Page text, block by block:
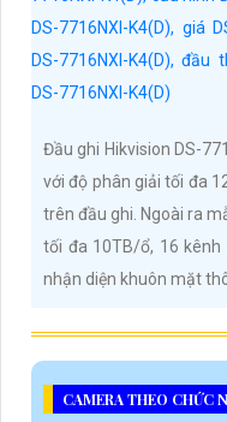
Đầu ghi Hikvision DS-
với độ phân giải tối đa
trên đầu ghi. Ngoài ra
tối đa 10TB/ổ, 16
nhận diện khuôn mặt
CAMERA THEO CHỨC